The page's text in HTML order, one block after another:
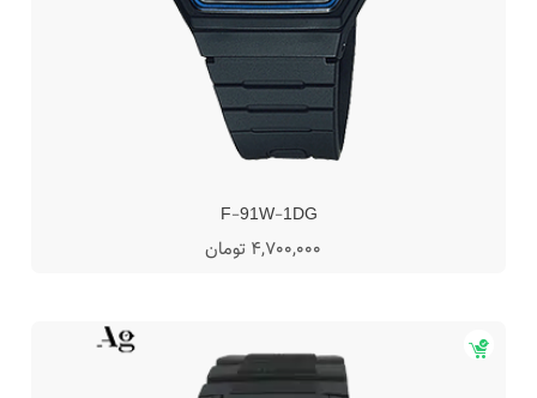
F-91W-1DG
4,700,000 تومان